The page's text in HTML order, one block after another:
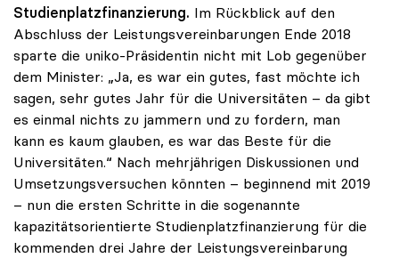
Studienplatzfinanzierung. Im Rückblick auf den
Abschluss der Leistungsvereinbarungen Ende 2018
sparte die uniko-Präsidentin nicht mit Lob gegenüber
dem Minister: „Ja, es war ein gutes, fast möchte ich
sagen, sehr gutes Jahr für die Universitäten – da gibt
es einmal nichts zu jammern und zu fordern, man
kann es kaum glauben, es war das Beste für die
Universitäten.“ Nach mehrjährigen Diskussionen und
Umsetzungsversuchen könnten – beginnend mit 2019
– nun die ersten Schritte in die sogenannte
kapazitätsorientierte Studienplatzfinanzierung für die
kommenden drei Jahre der Leistungsvereinbarung